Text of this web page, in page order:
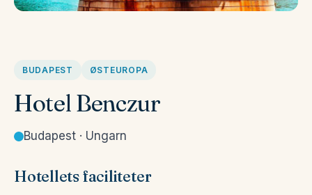
BUDAPEST ØSTEUROPA
Hotel Benczur
Budapest · Ungarn
Hotellets faciliteter